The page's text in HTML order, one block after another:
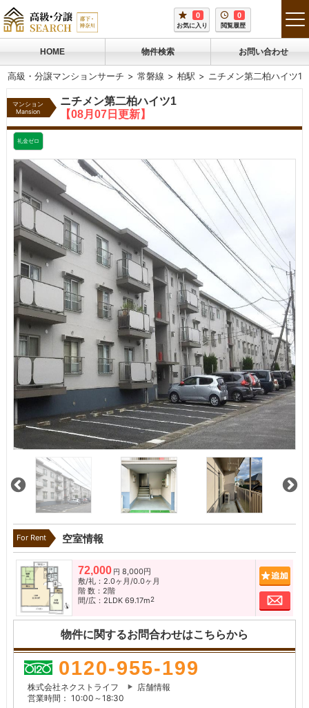
0
お気に入り
0
閲覧履歴
HOME 物件検索 お問い合わせ
高級・分譲マンションサーチ 常磐線 柏駅 ニチメン第二柏ハイツ1
マンション
Mansion
ニチメン第二柏ハイツ1
【08月07日更新】
礼金ゼロ
For Rent 空室情報
72,000 円 8,000円
敷/礼：2.0ヶ月/0.0ヶ月
階 数：2階
間/広：2LDK 69.17m2 お
物件に関するお問合わせはこちらから
0120-955-199
株式会社ネクストライフ
店舗情報
営業時間： 10:00～18:30